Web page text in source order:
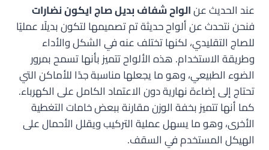
عند الحديث عنالواح شفاف بديل صاج ايكون نضارات
فنحن نتحدث عن ألواح حديثة تم تصميمها لتكون بديلًا عمليًا
للصاج التقليدي، لكنها تختلف عنه في الشكل والأداء
وطريقة الاستخدام. هذه الألواح تتميز بأنها تسمح بمرور
الضوء الطبيعي، وهو ما يجعلها مناسبة جدًا للأماكن التي
تحتاج إلى إضاءة نهارية دون الاعتماد الكامل على الكهرباء.
كما أنها تتميز بخفة الوزن مقارنة ببعض خامات التغطية
الأخرى، وهو ما يسهل عملية التركيب ويقلل الأحمال على
الهيكل المستخدم في السقف.